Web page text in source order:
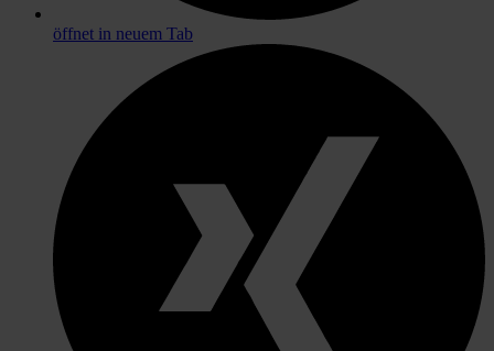
öffnet in neuem Tab